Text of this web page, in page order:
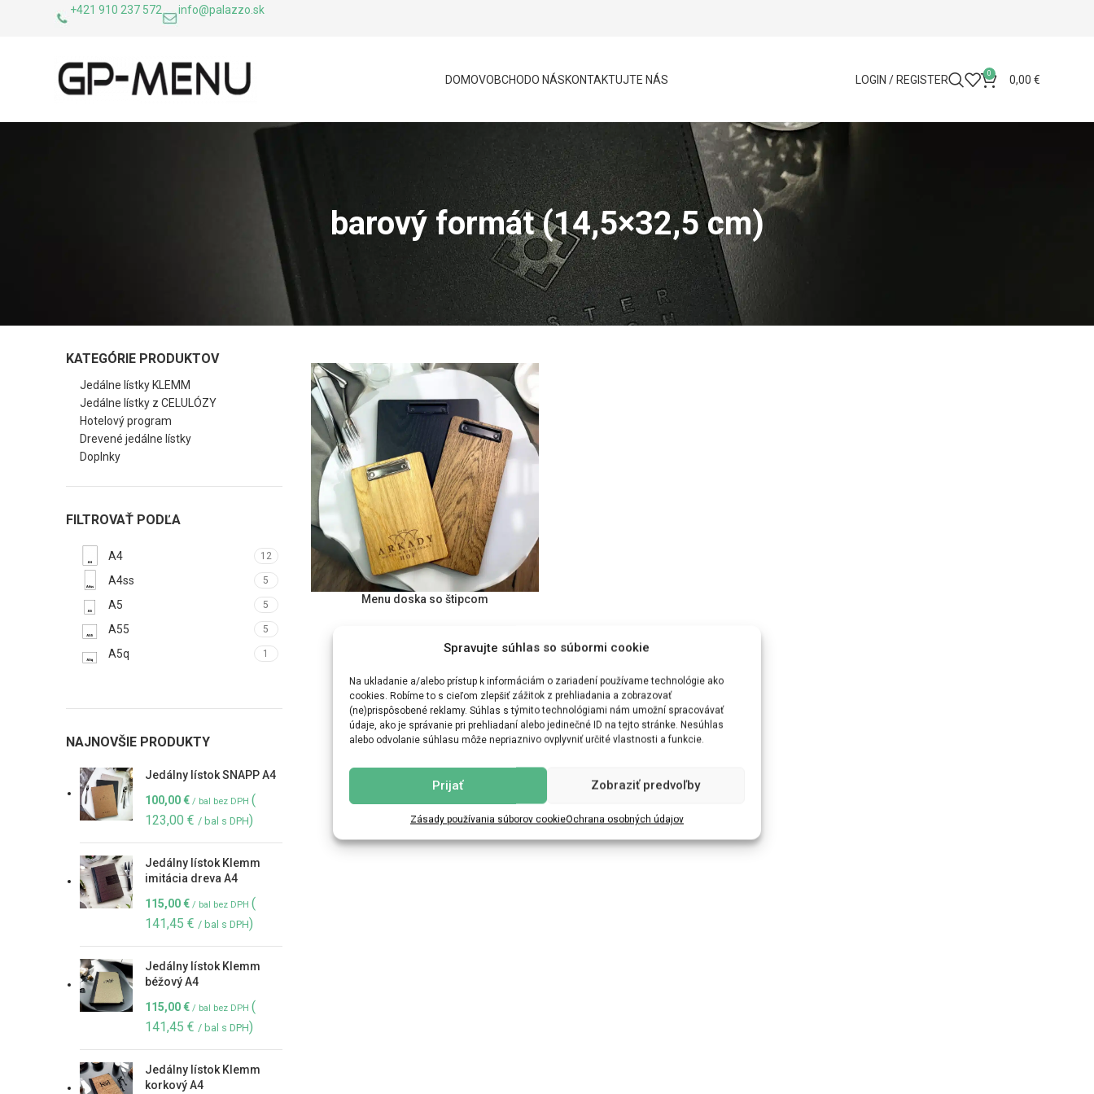
Spravujte súhlas so súbormi cookie
Na ukladanie a/alebo prístup k informáciám o zariadení používame technológie ako
cookies. Robíme to s cieľom zlepšiť zážitok z prehliadania a zobrazovať
(ne)prispôsobené reklamy. Súhlas s týmito technológiami nám umožní spracovávať
údaje, ako je správanie pri prehliadaní alebo jedinečné ID na tejto stránke. Nesúhlas
alebo odvolanie súhlasu môže nepriaznivo ovplyvniť určité vlastnosti a funkcie.
Prijať Zobraziť predvoľby
Zásady používania súborov cookieOchrana osobných údajov
+421 910 237 572 info@palazzo.sk
DOMOVOBCHODO NÁSKONTAKTUJTE NÁS LOGIN / REGISTER 0 0,00 €
barový formát (14,5×32,5 cm)
KATEGÓRIE PRODUKTOV
Jedálne lístky KLEMM
Jedálne lístky z CELULÓZY
Hotelový program
Drevené jedálne lístky
Doplnky
FILTROVAŤ PODĽA
A4 12
A4ss 5
A5 5
A55 5
A5q 1
NAJNOVŠIE PRODUKTY
Jedálny lístok SNAPP A4
100,00€ / bal bez DPH (
123,00 € / bal s DPH)
Jedálny lístok Klemm
imitácia dreva A4
115,00€ / bal bez DPH (
141,45 € / bal s DPH)
Jedálny lístok Klemm
béžový A4
115,00€ / bal bez DPH (
141,45 € / bal s DPH)
Jedálny lístok Klemm
korkový A4
OPTIES SELECTEREN
Menu doska so štipcom